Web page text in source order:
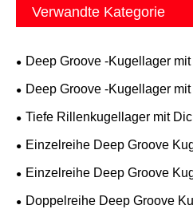
Verwandte Kategorie
Deep Groove -Kugellager
Groove
Deep Groove -Kugellager
Tiefe Rillenkugellager mit
Einzelreihe Deep Groove
Einzelreihe Deep Groove
Doppelreihe Deep Groove